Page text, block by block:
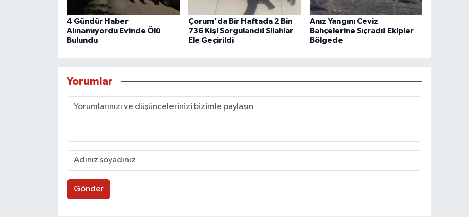
4 Gündür Haber
Alınamıyordu Evinde Ölü
Bulundu
Çorum'da Bir Haftada 2 Bin
736 Kişi Sorgulandı! Silahlar
Ele Geçirildi
Anız Yangını Ceviz
Bahçelerine Sıçradı! Ekipler
Bölgede
Yorumlar
Gönder